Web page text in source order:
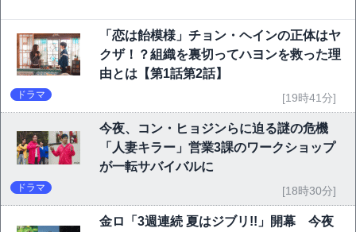
「恋は飴模様」チョン・ヘインの正体はヤ
クザ！？組織を裏切ってハヨンを救った理
由とは【第1話第2話】
ドラマ [19時41分]
今夜、コン・ヒョジンらに迫る謎の危機
「人妻キラー」営業3課のワークショップ
が一転サバイバルに
ドラマ [18時30分]
金ロ「3週連続 夏はジブリ!!」開幕 今夜